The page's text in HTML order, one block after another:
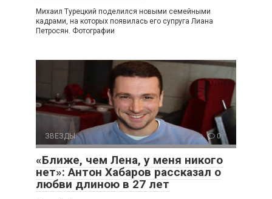
Михаил Турецкий поделился новыми семейными
кадрами, на которых появилась его супруга Лиана
Петросян. Фотографии
ЗВЕЗДЫ 0
«Ближе, чем Лена, у меня никого
нет»: Антон Хабаров рассказал о
любви длиною в 27 лет